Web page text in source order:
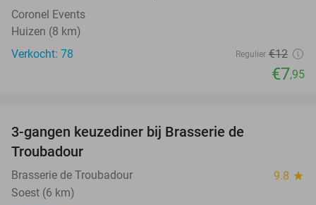
Coronel Events
Huizen (8 km)
Verkocht: 78
Regulier €12
€7,95
3-gangen keuzediner bij Brasserie de
Troubadour
Brasserie de Troubadour 9.8 star
Soest (6 km)